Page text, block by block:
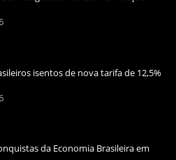
isentos de nova tarifa de 12,5%
da Economia Brasileira em